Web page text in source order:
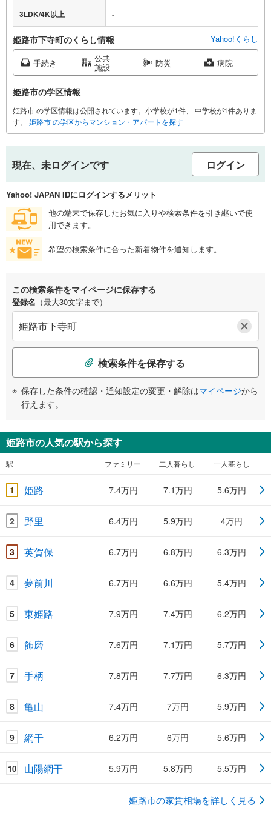
3LDK/4K以上 -
姫路市下寺町のくらし情報 Yahoo!くらし
手続き 公共
施設 防災 病院
姫路市の学区情報
姫路市 の学区情報は公開されています。小学校が1件、 中学校が1件ありま
す。
姫路市 の学区からマンション・アパートを探す
現在、未ログインです ログイン
Yahoo! JAPAN IDにログインするメリット
他の端末で保存したお気に入りや検索条件を引き継いで使
用できます。
希望の検索条件に合った新着物件を通知します。
この検索条件をマイページに保存する
登録名 （最大30文字まで）
検索条件を保存する
保存した条件の確認・通知設定の変更・解除はマイページから
行えます。
姫路市の人気の駅から探す
駅 ファミリー 二人暮らし 一人暮らし
1 姫路 7.4万円 7.1万円 5.6万円
2 野里 6.4万円 5.9万円 4万円
3 英賀保 6.7万円 6.8万円 6.3万円
4 夢前川 6.7万円 6.6万円 5.4万円
5 東姫路 7.9万円 7.4万円 6.2万円
6 飾磨 7.6万円 7.1万円 5.7万円
7 手柄 7.8万円 7.7万円 6.3万円
8 亀山 7.4万円 7万円 5.9万円
9 網干 6.2万円 6万円 5.6万円
10 山陽網干 5.9万円 5.8万円 5.5万円
姫路市の家賃相場を詳しく見る